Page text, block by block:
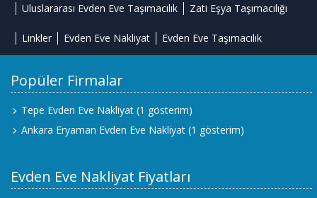
Uluslararası Evden Eve Taşımacılık Zati Eşya Taşımacılığı
Linkler Evden Eve Nakliyat Evden Eve Taşımacılık
Popüler Firmalar
Tepe Evden Eve Nakliyat (1 gösterim)
Ankara Eryaman Evden Eve Nakliyat (1 gösterim)
Evden Eve Nakliyat Fiyatları